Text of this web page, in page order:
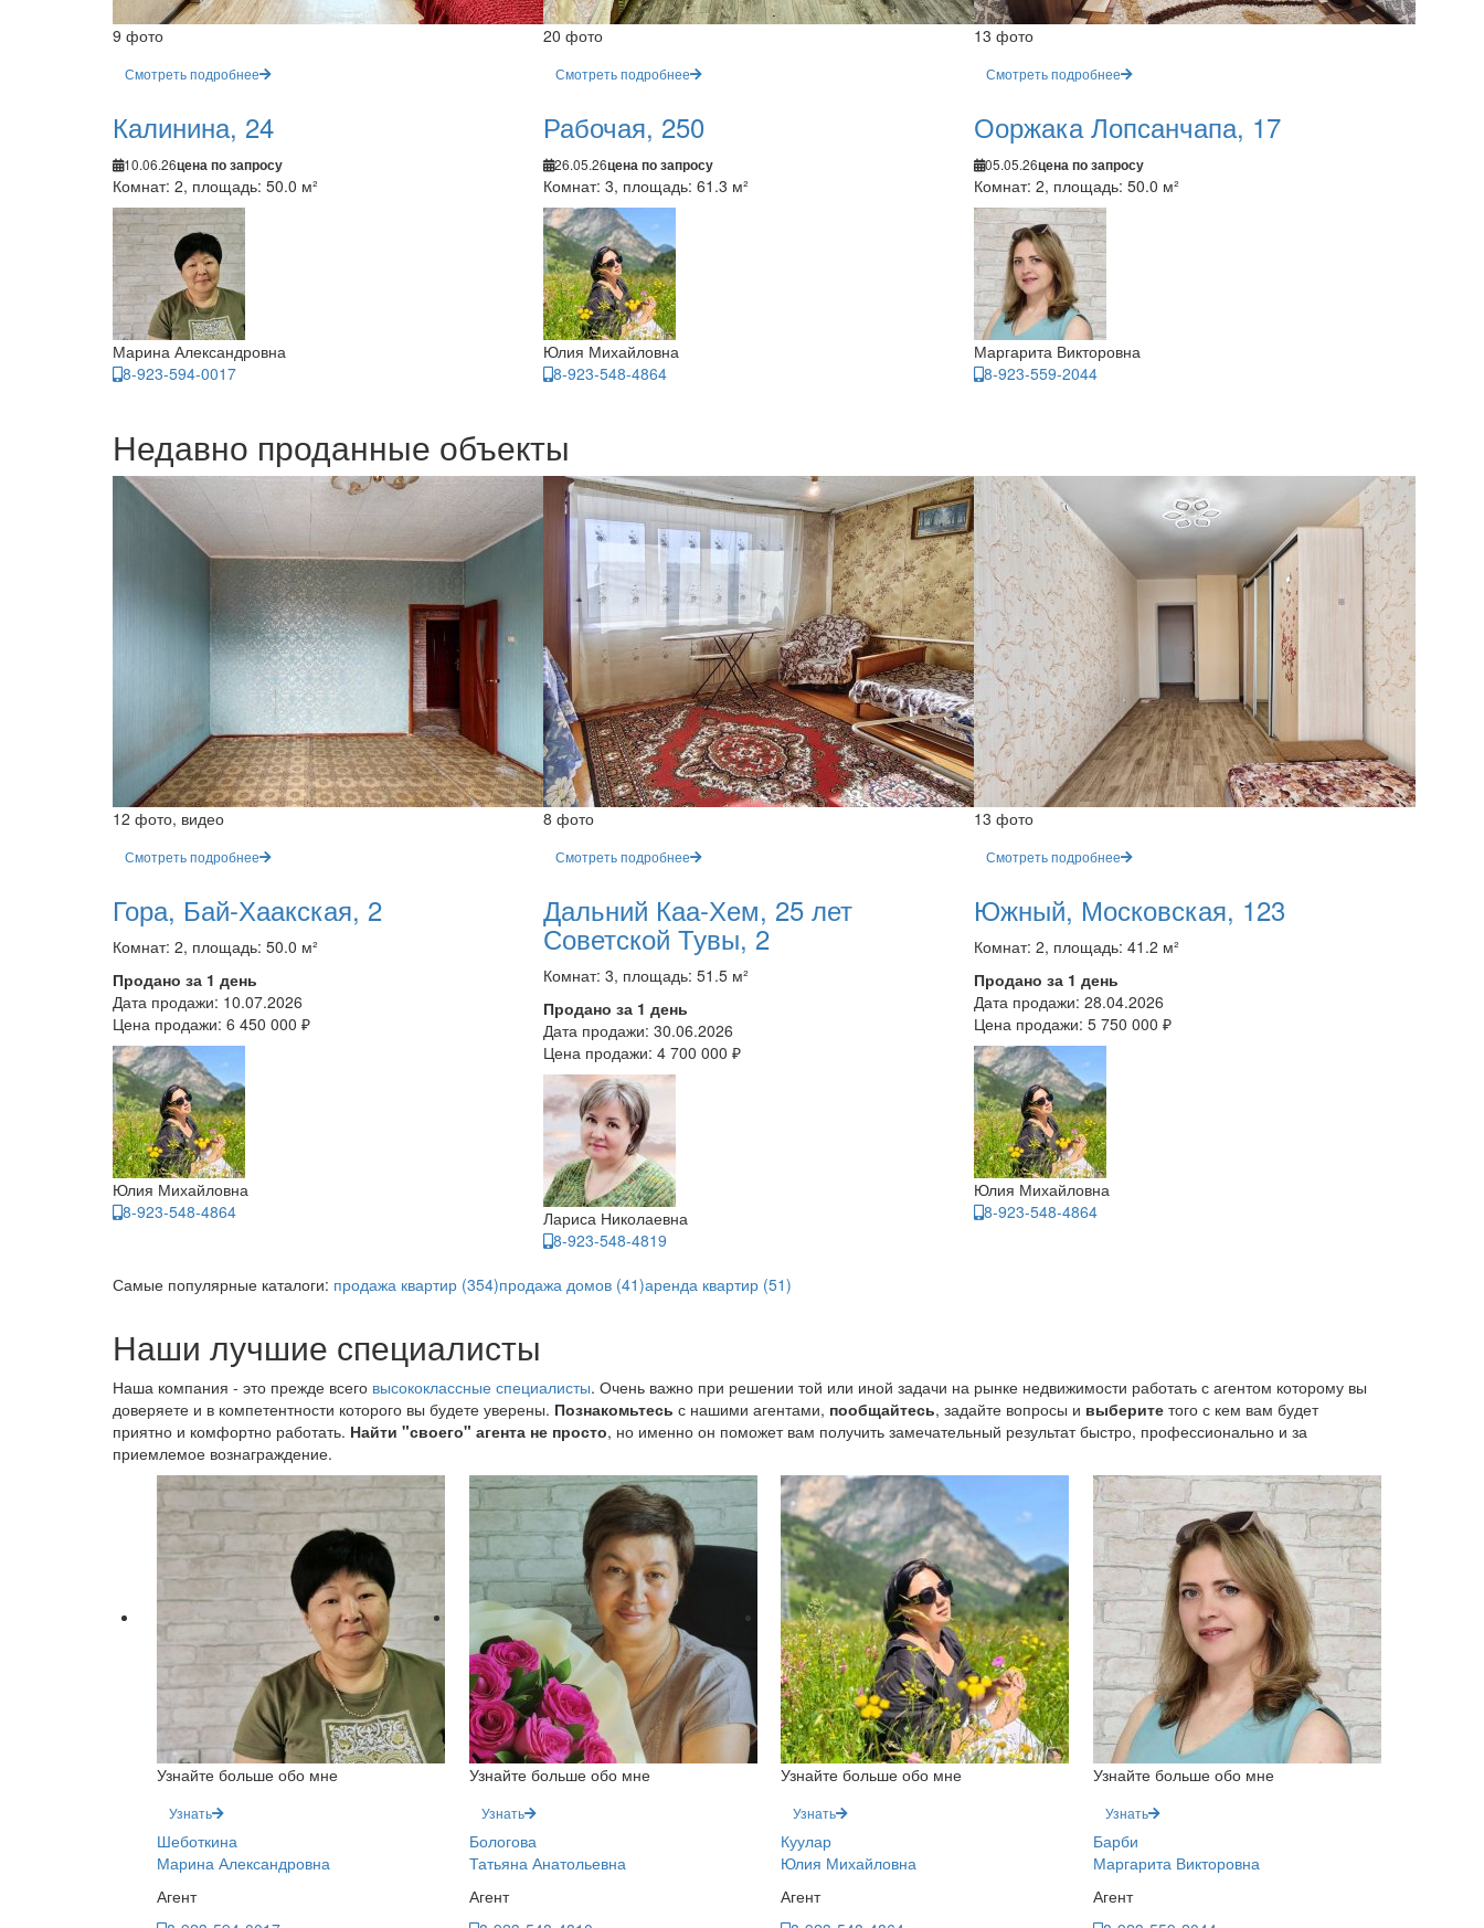
9 фото
Смотреть подробнее
Калинина, 24
10.06.26цена по запросу
Комнат: 2, площадь: 50.0 м²
Марина Александровна
8-923-594-0017
20 фото
Смотреть подробнее
Рабочая, 250
26.05.26цена по запросу
Комнат: 3, площадь: 61.3 м²
Юлия Михайловна
8-923-548-4864
13 фото
Смотреть подробнее
Ооржака Лопсанчапа, 17
05.05.26цена по запросу
Комнат: 2, площадь: 50.0 м²
Маргарита Викторовна
8-923-559-2044
Недавно проданные объекты
12 фото, видео
Смотреть подробнее
Гора, Бай-Хаакская, 2
Комнат: 2, площадь: 50.0 м²
Продано за 1 день
Дата продажи: 10.07.2026
Цена продажи: 6 450 000 ₽
Юлия Михайловна
8-923-548-4864
8 фото
Смотреть подробнее
Дальний Каа-Хем, 25 лет
Советской Тувы, 2
Комнат: 3, площадь: 51.5 м²
Продано за 1 день
Дата продажи: 30.06.2026
Цена продажи: 4 700 000 ₽
Лариса Николаевна
8-923-548-4819
13 фото
Смотреть подробнее
Южный, Московская, 123
Комнат: 2, площадь: 41.2 м²
Продано за 1 день
Дата продажи: 28.04.2026
Цена продажи: 5 750 000 ₽
Юлия Михайловна
8-923-548-4864
Самые популярные каталоги: продажа квартир (354)продажа домов (41)аренда квартир (51)
Наши лучшие специалисты
Наша компания - это прежде всего высококлассные специалисты. Очень важно при решении той или иной задачи на рынке недвижимости работать с агентом которому вы
доверяете и в компетентности которого вы будете уверены. Познакомьтесь с нашими агентами, пообщайтесь, задайте вопросы и выберите того с кем вам будет
приятно и комфортно работать. Найти "своего" агента не просто, но именно он поможет вам получить замечательный результат быстро, профессионально и за
приемлемое вознаграждение.
Узнайте больше обо мне
Узнать
Шеботкина
Марина Александровна
Агент
Узнайте больше обо мне
Узнать
Бологова
Татьяна Анатольевна
Агент
Узнайте больше обо мне
Узнать
Куулар
Юлия Михайловна
Агент
Узнайте больше обо мне
Узнать
Барби
Маргарита Викторовна
Агент